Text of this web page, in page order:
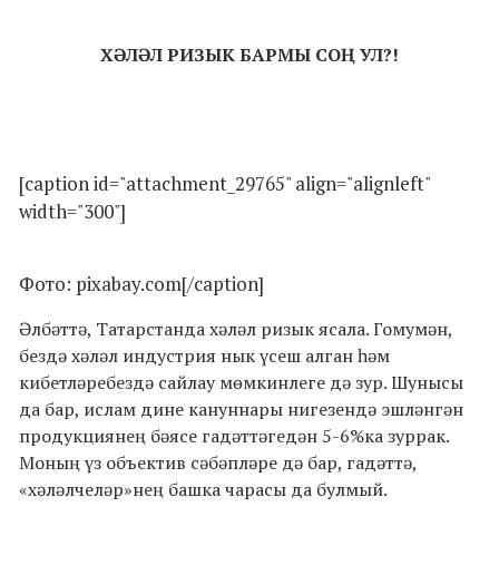
ХӘЛӘЛ РИЗЫК БАРМЫ СОҢ УЛ?!
[caption id="attachment_29765" align="alignleft"
width="300"]
Фото: pixabay.com[/caption]
Әлбәттә, Татарстанда хәләл ризык ясала. Гомумән,
бездә хәләл индустрия нык үсеш алган һәм
кибетләребездә сайлау мөмкинлеге дә зур. Шунысы
да бар, ислам дине кануннары нигезендә эшләнгән
продукциянең бәясе гадәттәгедән 5-6%ка зуррак.
Моның үз объектив сәбәпләре дә бар, гадәттә,
«хәләлчеләр»нең башка чарасы да булмый.